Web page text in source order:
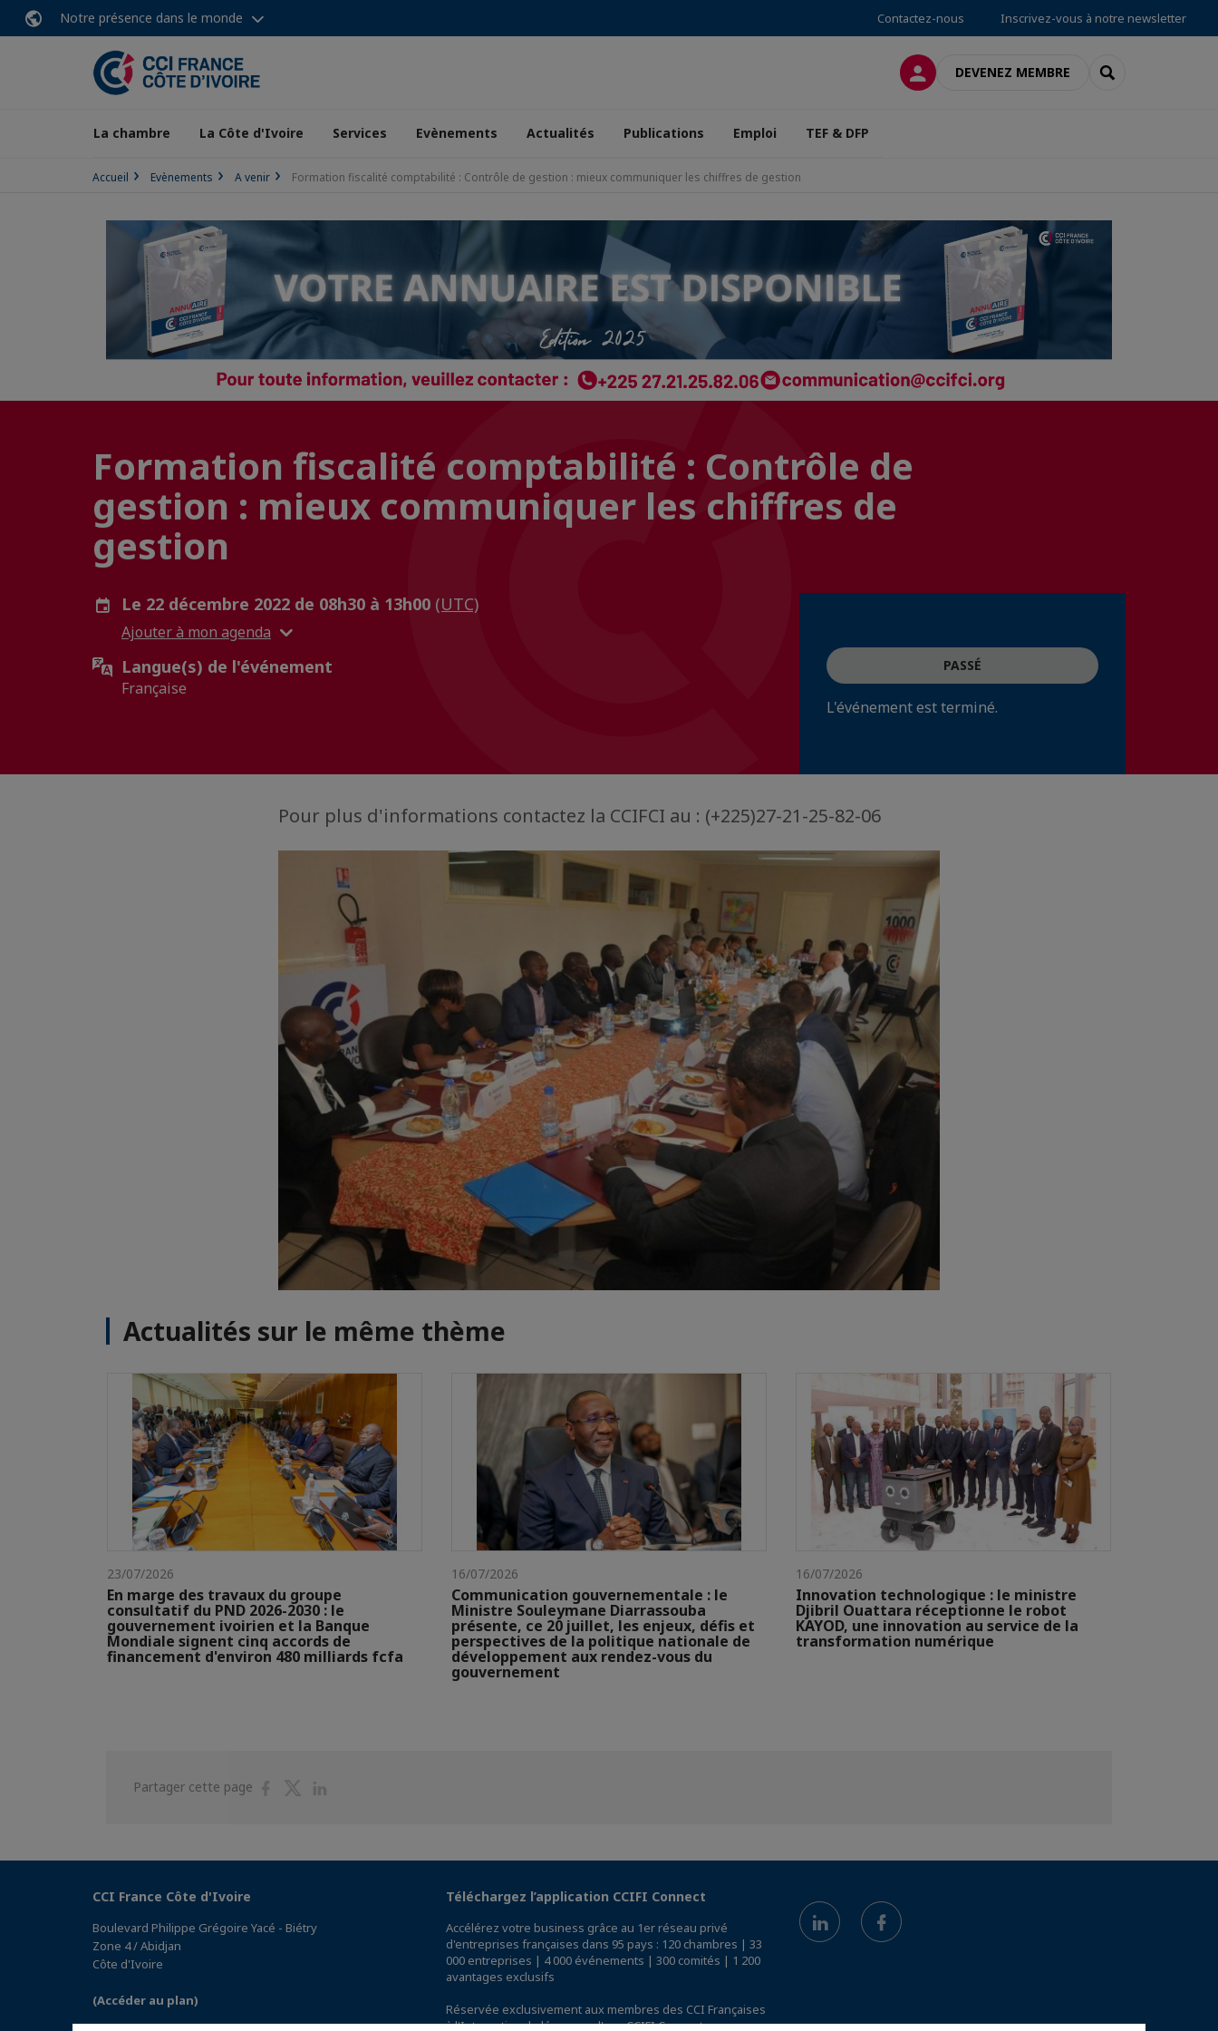
Notre présence dans le monde Contactez-nous Inscrivez-vous à notre newsletter
CONNEXIONDEVENEZ MEMBRE RECHERCHER
La chambre La Côte d'Ivoire Services Evènements Actualités Publications Emploi TEF & DFP
Accueil Evènements A venir Formation fiscalité comptabilité : Contrôle de gestion : mieux communiquer les chiffres de gestion
Formation fiscalité comptabilité : Contrôle de
gestion : mieux communiquer les chiffres de
gestion
Le 22 décembre 2022 de 08h30 à 13h00 (UTC)
Ajouter à mon agenda
Langue(s) de l'événement
Française
PASSÉ
L'événement est terminé.
Pour plus d'informations contactez la CCIFCI au : (+225)27-21-25-82-06
Actualités sur le même thème
23/07/2026
En marge des travaux du groupe
consultatif du PND 2026-2030 : le
gouvernement ivoirien et la Banque
Mondiale signent cinq accords de
financement d'environ 480 milliards fcfa
16/07/2026
Communication gouvernementale : le
Ministre Souleymane Diarrassouba
présente, ce 20 juillet, les enjeux, défis et
perspectives de la politique nationale de
développement aux rendez-vous du
gouvernement
16/07/2026
Innovation technologique : le ministre
Djibril Ouattara réceptionne le robot
KAYOD, une innovation au service de la
transformation numérique
Partager cette page
PartagerPartager
CCI France Côte d'Ivoire
Boulevard Philippe Grégoire Yacé - Biétry
Zone 4 / Abidjan
Côte d'Ivoire
(Accéder au plan)
Téléchargez l’application CCIFI Connect
Accélérez votre business grâce au 1er réseau privé
d'entreprises françaises dans 95 pays : 120 chambres | 33
000 entreprises | 4 000 événements | 300 comités | 1 200
avantages exclusifs
Réservée exclusivement aux membres des CCI Françaises
à l'International,découvrez l'app CCIFI Connect.